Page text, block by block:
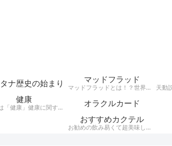
ナ歴史の始まり
マッドフラッド
マッドフラッドとは！？世界中の建物が埋まっていて、その建物の様式が世界同一（レトロ建築レンガ建築など）だという事実がある・・・それがMudfloodです。それらレンガ建築レトロ建築はここ日本にもたくさん現存している。 200年ほど前に世界がグレートリセットされ、歴史が書き換えられ現在に至るとうい興味深い説。
健康
テーマは「健康」健康に関する様々なジャンルのお話を、わかりやすくお話します。自分が好きな事、興味のある事をアウトプットするブログです。
オラクルカード
おすすめカクテル
お勧めの飲み易くて超美味しいカクテルをご紹介。騙されたつもりで飲んでほしいカクテルをシンプルにお伝えします。